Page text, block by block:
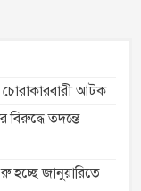
চোরাকারবারী আটক
বিরুদ্ধে তদন্তে
হচ্ছে জানুয়ারিতে